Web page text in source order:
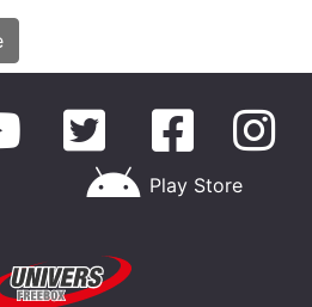
Play Store